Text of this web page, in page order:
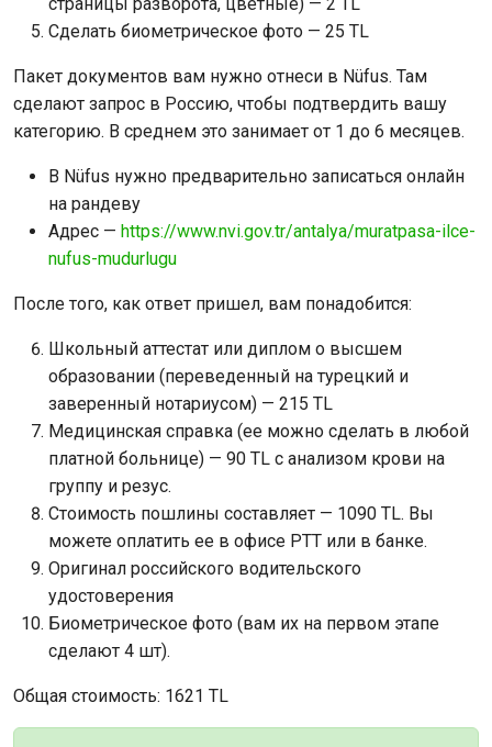
Сделать биометрическое фото — 25 TL
Пакет документов вам нужно отнеси в Nüfus. Там
сделают запрос в Россию, чтобы подтвердить вашу
категорию. В среднем это занимает от 1 до 6 месяцев.
В Nüfus нужно предварительно записаться онлайн
на рандеву
Адрес — https://www.nvi.gov.tr/antalya/muratpasa-ilce-
nufus-mudurlugu
После того, как ответ пришел, вам понадобится:
Школьный аттестат или диплом о высшем
образовании (переведенный на турецкий и
заверенный нотариусом) — 215 TL
Медицинская справка (ее можно сделать в любой
платной больнице) — 90 TL с анализом крови на
группу и резус.
Стоимость пошлины составляет — 1090 TL. Вы
можете оплатить ее в офисе PTT или в банке.
Оригинал российского водительского
удостоверения
Биометрическое фото (вам их на первом этапе
сделают 4 шт).
Общая стоимость: 1621 TL